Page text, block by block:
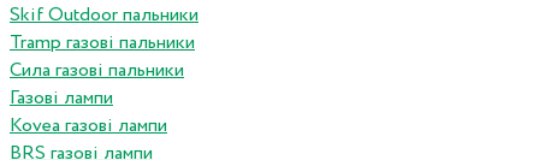
Skif Outdoor пальники
Tramp газові пальники
Сила газові пальники
Газові лампи
Kovea газові лампи
BRS газові лампи